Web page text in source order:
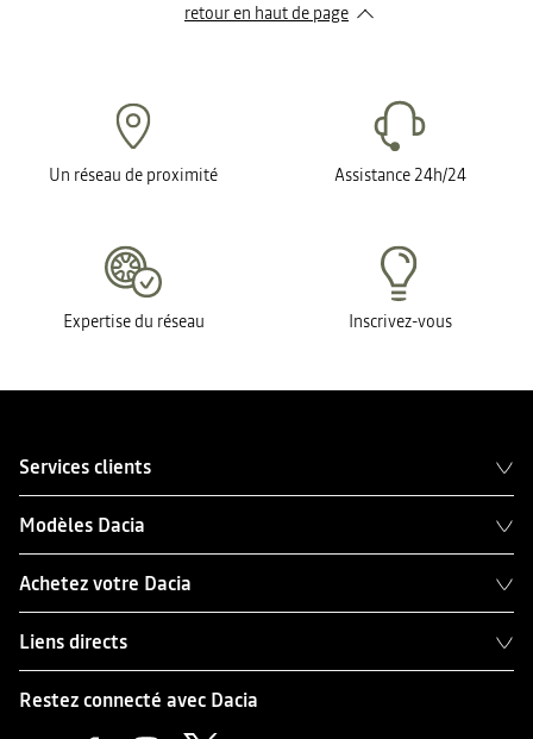
retour en haut de page​
Un réseau de proximité Assistance 24h/24
Expertise du réseau Inscrivez-vous
Services clients
Modèles Dacia
Achetez votre Dacia
Liens directs
Restez connecté avec Dacia